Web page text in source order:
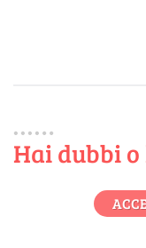
Hai dubbi